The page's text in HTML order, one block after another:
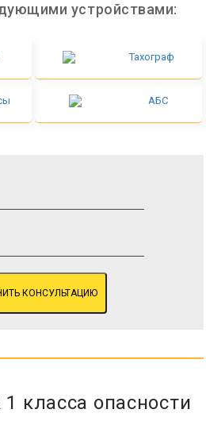
устройствами:
Тахограф
АБС
КОНСУЛЬТАЦИЮ
класса опасности